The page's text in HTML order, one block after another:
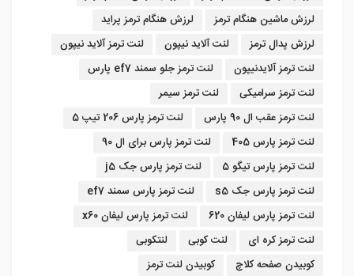
لرزش ماشین هنگام ترمز
لرزش هنگام ترمز پراید
لرزش پدال ترمز
لنت آلاید نیپون
لنت ترمز آلاید نیپون
لنت ترمز آلایدنیپون
لنت ترمز جلو سمند ef7 پارس
لنت ترمز سرامیکی
لنت ترمز سیمر
لنت ترمز عقب ال 90 پارس
لنت ترمز پارس 206 تیپ 5
لنت ترمز پارس 405
لنت ترمز پارس برای ال 90
لنت ترمز پارس تیگو 5
لنت ترمز پارس جک j5
لنت ترمز پارس جک s5
لنت ترمز پارس سمند ef7
لنت ترمز پارس لیفان 620
لنت ترمز پارس لیفان x60
لنت ترمز کره ای
لنت کوبی
لنتکوبی
کوبیدن صفحه کلاچ
کوبیدن لنت ترمز